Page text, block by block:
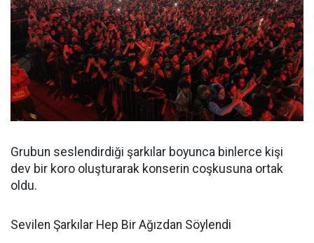
Grubun seslendirdiği şarkılar boyunca binlerce kişi
dev bir koro oluşturarak konserin coşkusuna ortak
oldu.
Sevilen Şarkılar Hep Bir Ağızdan Söylendi